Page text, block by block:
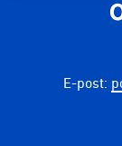
E-post: